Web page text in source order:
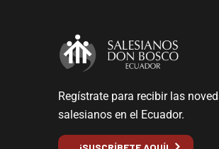
Regístrate para recibir las
salesianos en el Ecuador.